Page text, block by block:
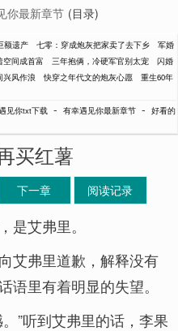
你最新章节 (目录)
额遗产 七零：穿成炮灰把家卖了去下乡
军婚
空间成首富 三年抱俩，冷硬军官别太宠
闪婚
兴风作浪 快穿之年代文的炮灰心愿
重生60年
见你txt下载 - 有幸遇见你最新章节 - 好看的
买红薯
下一章 阅读记录
是艾弗里。
艾弗里道歉，解释没有
语里有着明显的失望。
听到艾弗里的话，李果